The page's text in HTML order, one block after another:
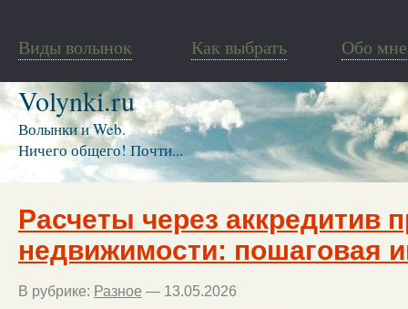
Виды волынок Как выбрать Обо мне
Volynki.ru
Волынки и Web.
Ничего общего! Почти...
Расчеты через аккредитив
недвижимости: пошаговая
В рубрике: Разное — 13.05.2026